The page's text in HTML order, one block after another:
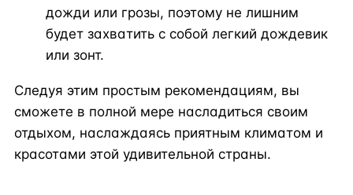
дожди или грозы, поэтому не лишним
будет захватить с собой легкий дождевик
или зонт.
Следуя этим простым рекомендациям, вы
сможете в полной мере насладиться своим
отдыхом, наслаждаясь приятным климатом и
красотами этой удивительной страны.